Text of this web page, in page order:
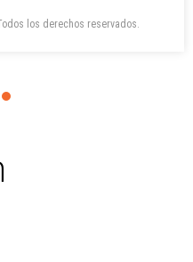
los derechos reservados.